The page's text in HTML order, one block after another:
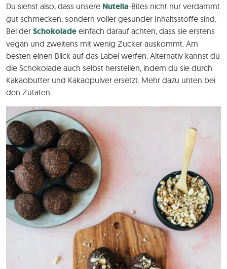
Du siehst also, dass unsere Nutella-Bites nicht nur verdammt
gut schmecken, sondern voller gesunder Inhaltsstoffe sind.
Bei der Schokolade einfach darauf achten, dass sie erstens
vegan und zweitens mit wenig Zucker auskommt. Am
besten einen Blick auf das Label werfen. Alternativ kannst du
die Schokolade auch selbst herstellen, indem du sie durch
Kakaobutter und Kakaopulver ersetzt. Mehr dazu unten bei
den Zutaten.